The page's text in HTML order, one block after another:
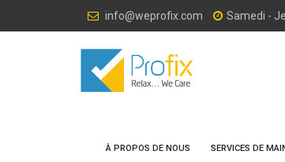
info@weprofix.com Samedi -
À PROPOS DE NOUS SERVICES DE